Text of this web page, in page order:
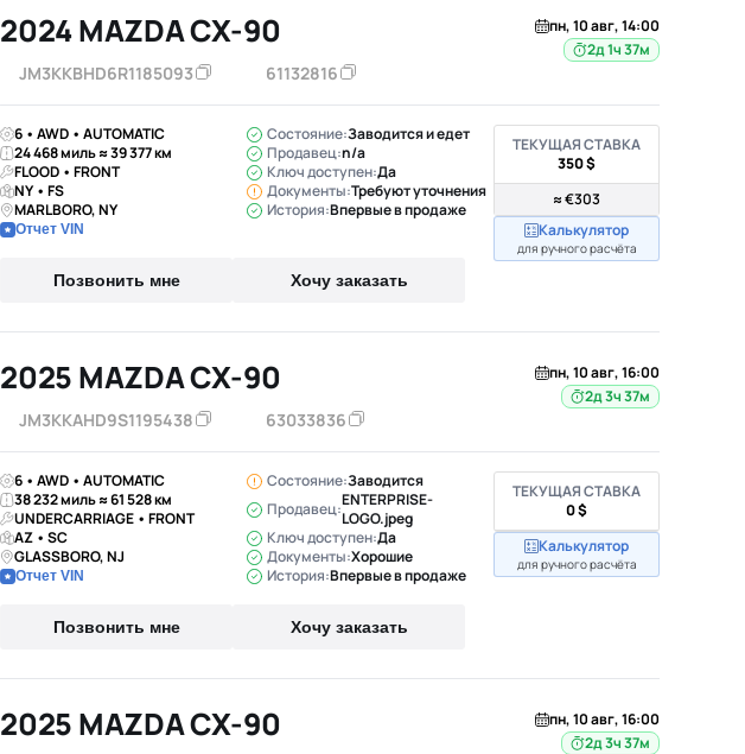
2024 MAZDA CX-90
JM3KKBHD6R1185093 61132816
пн, 10 авг, 14:00
2д 1ч 37м
6 • AWD • AUTOMATIC
24 468 миль ≈ 39 377 км
FLOOD • FRONT
NY • FS
MARLBORO, NY
Отчет VIN
Состояние:Заводится и едет
Продавец:n/a
Ключ доступен:Да
Документы:Требуют уточнения
История:Впервые в продаже
Позвонить мне Хочу заказать
ТЕКУЩАЯ СТАВКА
350 $
≈ €303
Калькулятор
для ручного расчёта
2025 MAZDA CX-90
JM3KKAHD9S1195438 63033836
пн, 10 авг, 16:00
2д 3ч 37м
6 • AWD • AUTOMATIC
38 232 миль ≈ 61 528 км
UNDERCARRIAGE • FRONT
AZ • SC
GLASSBORO, NJ
Отчет VIN
Состояние:Заводится
Продавец:ENTERPRISE-
LOGO.jpeg
Ключ доступен:Да
Документы:Хорошие
История:Впервые в продаже
Позвонить мне Хочу заказать
ТЕКУЩАЯ СТАВКА
0 $
Калькулятор
для ручного расчёта
2025 MAZDA CX-90
пн, 10 авг, 16:00
2д 3ч 37м